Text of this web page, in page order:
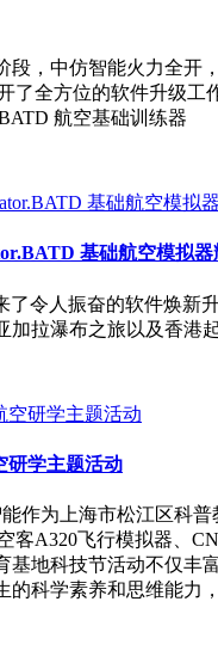
，中仿智能火力全开
了全方位的软件升级
航空基础训练器
基础航空模拟器
了令人振奋的软件焕
拉瀑布之旅以及香港起
研学主题活动
作为上海市松江区科
客A320飞行模拟器、
基地科技节活动不仅
科学素养和思维能力